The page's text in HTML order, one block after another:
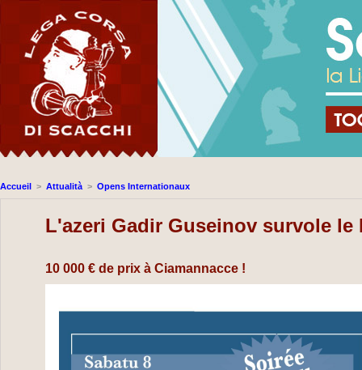
Accueil > Attualità > Opens Internationaux
L'azeri Gadir Guseinov survole le
10 000 € de prix à Ciamannacce !